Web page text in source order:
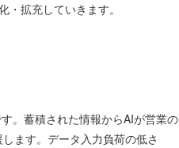
拡充していきます。
。蓄積された情報からAIが営業の
ます。データ入力負荷の低さ